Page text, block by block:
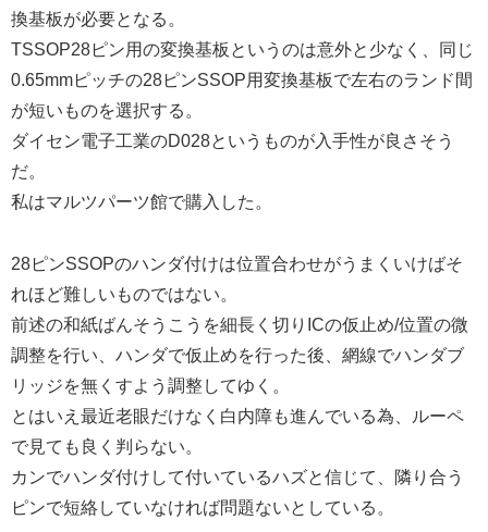
換基板が必要となる。
TSSOP28ピン用の変換基板というのは意外と少なく、同じ
0.65mmピッチの28ピンSSOP用変換基板で左右のランド間
が短いものを選択する。
ダイセン電子工業のD028というものが入手性が良さそう
だ。
私はマルツパーツ館で購入した。
28ピンSSOPのハンダ付けは位置合わせがうまくいけばそ
れほど難しいものではない。
前述の和紙ばんそうこうを細長く切りICの仮止め/位置の微
調整を行い、ハンダで仮止めを行った後、網線でハンダブ
リッジを無くすよう調整してゆく。
とはいえ最近老眼だけなく白内障も進んでいる為、ルーペ
で見ても良く判らない。
カンでハンダ付けして付いているハズと信じて、隣り合う
ピンで短絡していなければ問題ないとしている。